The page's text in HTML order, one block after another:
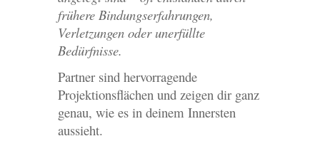
frühere Bindungserfahrungen,
Verletzungen oder unerfüllte
Bedürfnisse.
Partner sind hervorragende
Projektionsflächen und zeigen dir ganz
genau, wie es in deinem Innersten
aussieht.